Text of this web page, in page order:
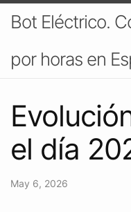
Bot Eléctrico.
por horas en
el día
May 6, 2026